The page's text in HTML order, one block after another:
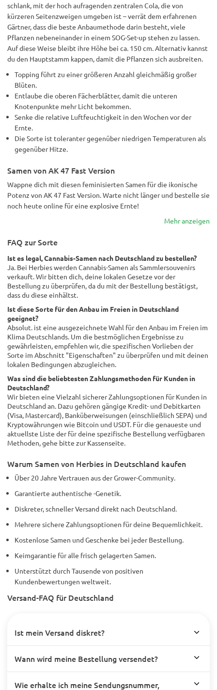
schlank, mit der hoch aufragenden zentralen Cola, die von
kürzeren Seitenzweigen umgeben ist – verrät dem erfahrenen
Gärtner, dass die beste Anbaumethode darin besteht, viele
Pflanzen nebeneinander in einem SOG-Set-up stehen zu lassen.
Auf diese Weise bleibt ihre Höhe bei ca. 150 cm. Alternativ kannst
du den Hauptstamm kappen, damit die Pflanzen sich ausbreiten.
Topping führt zu einer größeren Anzahl gleichmäßig großer
Blüten.
Entlaube die oberen Fächerblätter, damit die unteren
Knotenpunkte mehr Licht bekommen.
Senke die relative Luftfeuchtigkeit in den Wochen vor der
Ernte.
Die Sorte ist toleranter gegenüber niedrigen Temperaturen als
gegenüber Hitze.
Samen von AK 47 Fast Version
Wappne dich mit diesen feminisierten Samen für die ikonische
Potenz von AK 47 Fast Version. Warte nicht länger und bestelle sie
noch heute online für eine explosive Ernte!
Mehr anzeigen
FAQ zur Sorte
Ist es legal, Cannabis-Samen nach Deutschland zu bestellen?
Ja. Bei Herbies werden Cannabis-Samen als Sammlersouvenirs
verkauft. Wir bitten dich, deine lokalen Gesetze vor der
Bestellung zu überprüfen, da du mit der Bestellung bestätigst,
dass du diese einhältst.
Ist diese Sorte für den Anbau im Freien in Deutschland
geeignet?
Absolut. ist eine ausgezeichnete Wahl für den Anbau im Freien im
Klima Deutschlands. Um die bestmöglichen Ergebnisse zu
gewährleisten, empfehlen wir, die spezifischen Vorlieben der
Sorte im Abschnitt "Eigenschaften" zu überprüfen und mit deinen
lokalen Bedingungen abzugleichen.
Was sind die beliebtesten Zahlungsmethoden für Kunden in
Deutschland?
Wir bieten eine Vielzahl sicherer Zahlungsoptionen für Kunden in
Deutschland an. Dazu gehören gängige Kredit- und Debitkarten
(Visa, Mastercard), Banküberweisungen (einschließlich SEPA) und
Kryptowährungen wie Bitcoin und USDT. Für die genaueste und
aktuellste Liste der für deine spezifische Bestellung verfügbaren
Methoden, gehe bitte zur Kassenseite.
Warum Samen von Herbies in Deutschland kaufen
Über 20 Jahre Vertrauen aus der Grower-Community.
Garantierte authentische -Genetik.
Diskreter, schneller Versand direkt nach Deutschland.
Mehrere sichere Zahlungsoptionen für deine Bequemlichkeit.
Kostenlose Samen und Geschenke bei jeder Bestellung.
Keimgarantie für alle frisch gelagerten Samen.
Unterstützt durch Tausende von positiven
Kundenbewertungen weltweit.
Versand-FAQ für Deutschland
Ist mein Versand diskret?
Wann wird meine Bestellung versendet?
Wie erhalte ich meine Sendungsnummer,